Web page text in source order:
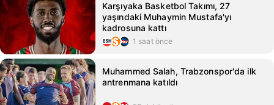
Karşıyaka Basketbol Takımı, 27
yaşındaki Muhaymin Mustafa'yı
kadrosuna kattı
1 saat önce
Muhammed Salah, Trabzonspor'da ilk
antrenmana katıldı